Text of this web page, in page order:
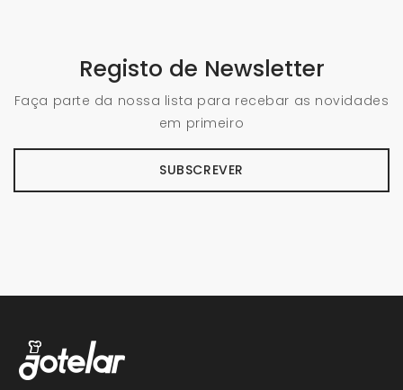
Registo de Newsletter
Faça parte da nossa lista para recebar as novidades
em primeiro
SUBSCREVER